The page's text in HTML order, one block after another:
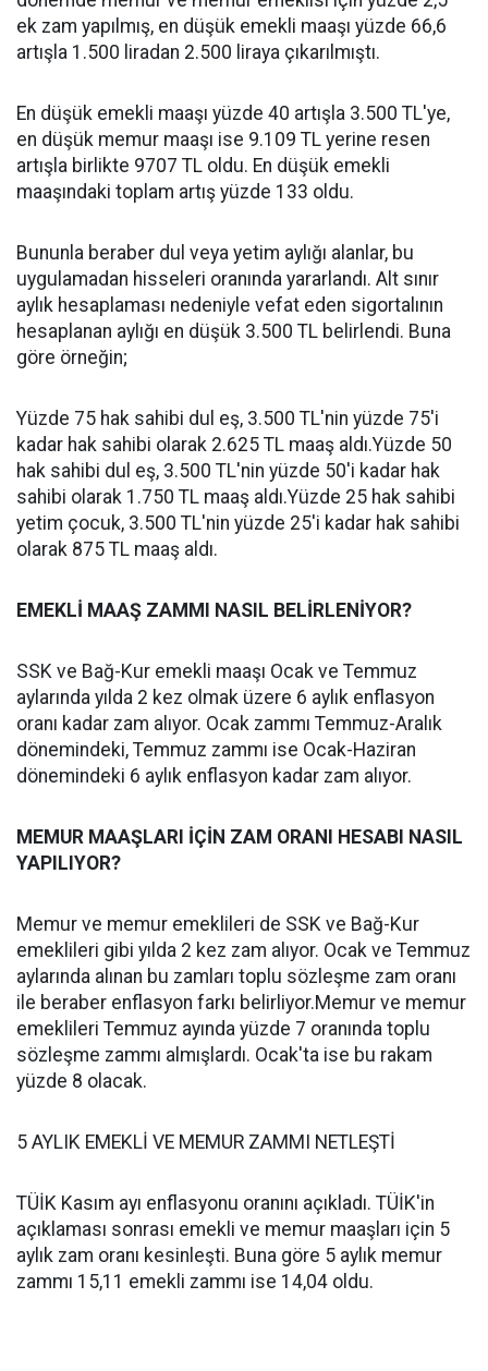
ek zam yapılmış, en düşük emekli maaşı yüzde 66,6
artışla 1.500 liradan 2.500 liraya çıkarılmıştı.
En düşük emekli maaşı yüzde 40 artışla 3.500 TL'ye,
en düşük memur maaşı ise 9.109 TL yerine resen
artışla birlikte 9707 TL oldu. En düşük emekli
maaşındaki toplam artış yüzde 133 oldu.
Bununla beraber dul veya yetim aylığı alanlar, bu
uygulamadan hisseleri oranında yararlandı. Alt sınır
aylık hesaplaması nedeniyle vefat eden sigortalının
hesaplanan aylığı en düşük 3.500 TL belirlendi. Buna
göre örneğin;
Yüzde 75 hak sahibi dul eş, 3.500 TL'nin yüzde 75'i
kadar hak sahibi olarak 2.625 TL maaş aldı.Yüzde 50
hak sahibi dul eş, 3.500 TL'nin yüzde 50'i kadar hak
sahibi olarak 1.750 TL maaş aldı.Yüzde 25 hak sahibi
yetim çocuk, 3.500 TL'nin yüzde 25'i kadar hak sahibi
olarak 875 TL maaş aldı.
EMEKLİ MAAŞ ZAMMI NASIL BELİRLENİYOR?
SSK ve Bağ-Kur emekli maaşı Ocak ve Temmuz
aylarında yılda 2 kez olmak üzere 6 aylık enflasyon
oranı kadar zam alıyor. Ocak zammı Temmuz-Aralık
dönemindeki, Temmuz zammı ise Ocak-Haziran
dönemindeki 6 aylık enflasyon kadar zam alıyor.
MEMUR MAAŞLARI İÇİN ZAM ORANI HESABI NASIL
YAPILIYOR?
Memur ve memur emeklileri de SSK ve Bağ-Kur
emeklileri gibi yılda 2 kez zam alıyor. Ocak ve Temmuz
aylarında alınan bu zamları toplu sözleşme zam oranı
ile beraber enflasyon farkı belirliyor.Memur ve memur
emeklileri Temmuz ayında yüzde 7 oranında toplu
sözleşme zammı almışlardı. Ocak'ta ise bu rakam
yüzde 8 olacak.
5 AYLIK EMEKLİ VE MEMUR ZAMMI NETLEŞTİ
TÜİK Kasım ayı enflasyonu oranını açıkladı. TÜİK'in
açıklaması sonrası emekli ve memur maaşları için 5
aylık zam oranı kesinleşti. Buna göre 5 aylık memur
zammı 15,11 emekli zammı ise 14,04 oldu.